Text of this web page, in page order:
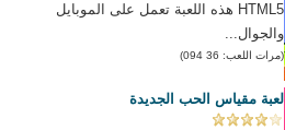
HTML5 هذه اللعبة تعمل على الموبايل
والجوال...
(مرات اللعب: 36 094)
لعبة مقياس الحب الجديدة